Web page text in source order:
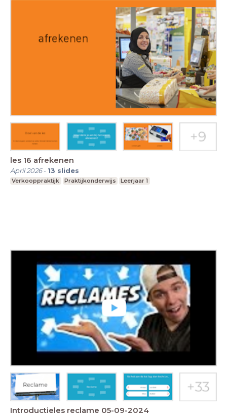
les 16 afrekenen
April 2026- 13 slides
Verkooppraktijk Praktijkonderwijs Leerjaar 1
Introductieles reclame 05-09-2024